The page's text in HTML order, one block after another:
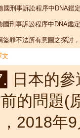
刑事訴訟程序中 DNA鑑
國刑事訴訟程序中 DNA鑑
盜罪不法所有意圖之探討，
文
日本的
的問題(
2018年9